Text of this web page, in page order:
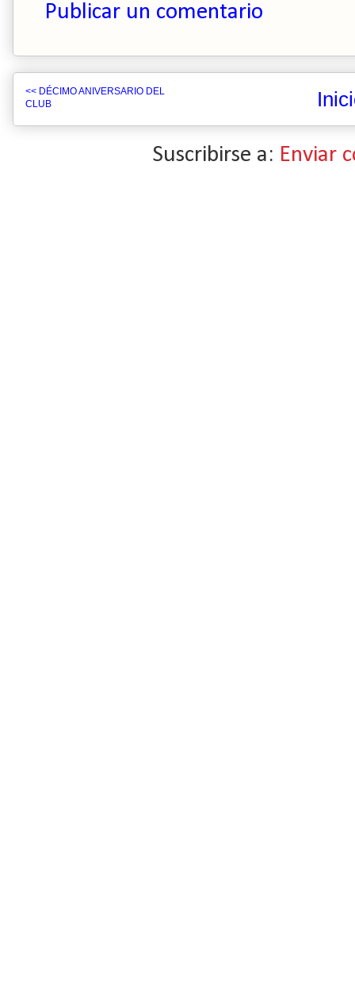
Publicar un comentario
<< DÉCIMO ANIVERSARIO DEL
CLUB
Suscribirse a: Enviar